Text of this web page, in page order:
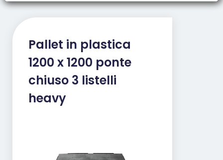
Logistiek en transport.
Opslag in magazijnen en
stellingen.
Met zijn sterke constructie, open
dek en hoge belastbaarheid biedt
kwaliteit en prestaties.
Pallet in plastica
1200 x 1200 ponte
chiuso 3 listelli
heavy